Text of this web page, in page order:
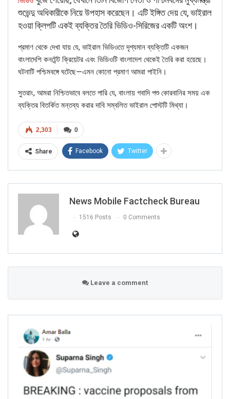
Picture/video
Picture/video url
Description
Click herefor Latest News
updates and viral videos on our
শুভেন্দু অধিকারীকে নিয়ে উপহাস করেছেন। এটি ইঙ্গিত দেয় যে, ভাইরাল
হওয়া ক্লিপটি একই ব্যক্তির তৈরি ভিডিও-সিরিজের একটি অংশ।
প্রমাণ থেকে দেখা যায় যে, ভাইরাল ভিডিওতে দৃশ্যমান ব্যক্তিটি একজন
বাংলাদেশি কনটেন্ট ক্রিয়েটর এবং ভিডিওটি বাংলাদেশ থেকেই তৈরি করা হয়েছে।
ঘটনাটি পশ্চিমবঙ্গে ঘটেছে—এমন কোনো প্রমাণ আমরা পাইনি।
সুতরাং, আমরা নিশ্চিতভাবে বলতে পারি যে, বাংলায় গবাদি পশু কোরবানির সময় এক
ব্যক্তির বিতর্কিত মন্তব্য করার দাবি সম্বলিত ভাইরাল পোস্টটি মিথ্যা।
0
2,303
Share Facebook Twitter
News Mobile Factcheck Bureau
1516 Posts 0 Comments
Leave a comment